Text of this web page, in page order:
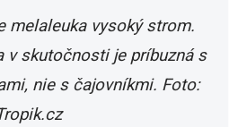
melaleuka vysoký strom.
v skutočnosti je príbuzná s
nie s čajovníkmi. Foto: